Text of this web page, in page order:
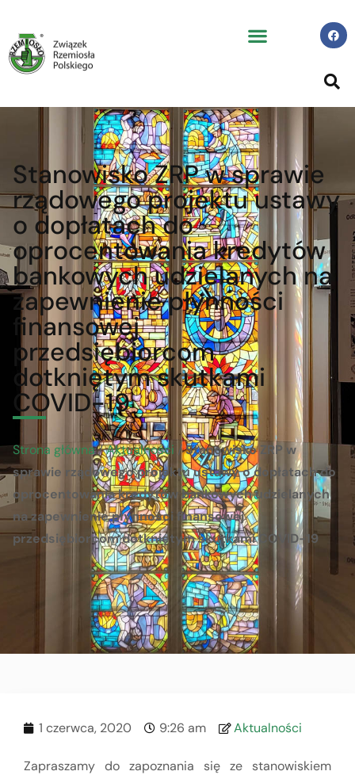
Stanowisko ZRP w sprawie
rządowego projektu ustawy
o dopłatach do
oprocentowania kredytów
bankowych udzielanych na
zapewnienie płynności
finansowej
przedsiębiorcom
dotkniętym skutkami
COVID-19
Strona główna/Aktualności /Stanowisko ZRP w
sprawie rządowego projektu ustawy o dopłatach do
oprocentowania kredytów bankowych udzielanych
na zapewnienie płynności finansowej
przedsiębiorcom dotkniętym skutkami COVID-19
1 czerwca, 2020 9:26 am Aktualności
Zapraszamy do zapoznania się ze stanowiskiem